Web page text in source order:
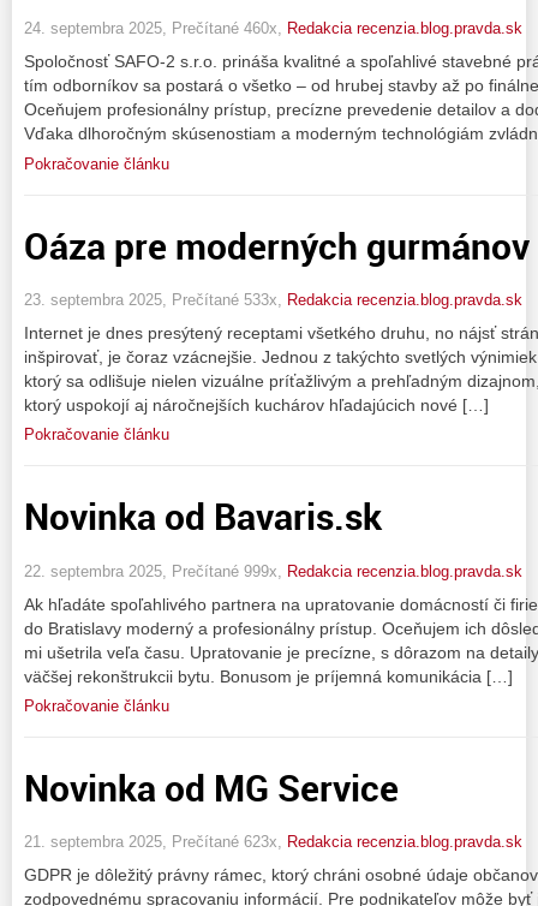
24. septembra 2025, Prečítané 460x, Redakcia recenzia.blog.pravda.sk
Spoločnosť SAFO-2 s.r.o. prináša kvalitné a spoľahlivé stavebné
tím odborníkov sa postará o všetko – od hrubej stavby až po
Oceňujem profesionálny prístup, precízne prevedenie detailov a
Vďaka dlhoročným skúsenostiam a moderným technológiám
Pokračovanie článku
Oáza pre moderných
23. septembra 2025, Prečítané 533x, Redakcia recenzia.blog.pravda.sk
Internet je dnes presýtený receptami všetkého druhu, no nájsť
inšpirovať, je čoraz vzácnejšie. Jednou z takýchto svetlých
ktorý sa odlišuje nielen vizuálne príťažlivým a prehľadným
ktorý uspokojí aj náročnejších kuchárov hľadajúcich nové […]
Pokračovanie článku
Novinka od Bavaris.sk
22. septembra 2025, Prečítané 999x, Redakcia recenzia.blog.pravda.sk
Ak hľadáte spoľahlivého partnera na upratovanie domácností či
do Bratislavy moderný a profesionálny prístup. Oceňujem ich
mi ušetrila veľa času. Upratovanie je precízne, s dôrazom na
väčšej rekonštrukcii bytu. Bonusom je príjemná komunikácia […]
Pokračovanie článku
Novinka od MG Service
21. septembra 2025, Prečítané 623x, Redakcia recenzia.blog.pravda.sk
GDPR je dôležitý právny rámec, ktorý chráni osobné údaje
zodpovednému spracovaniu informácií. Pre podnikateľov môže